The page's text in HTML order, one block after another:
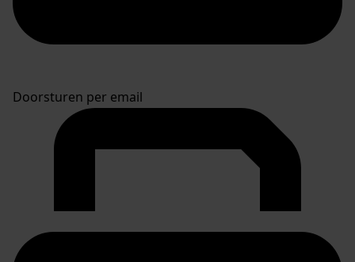
Doorsturen per email